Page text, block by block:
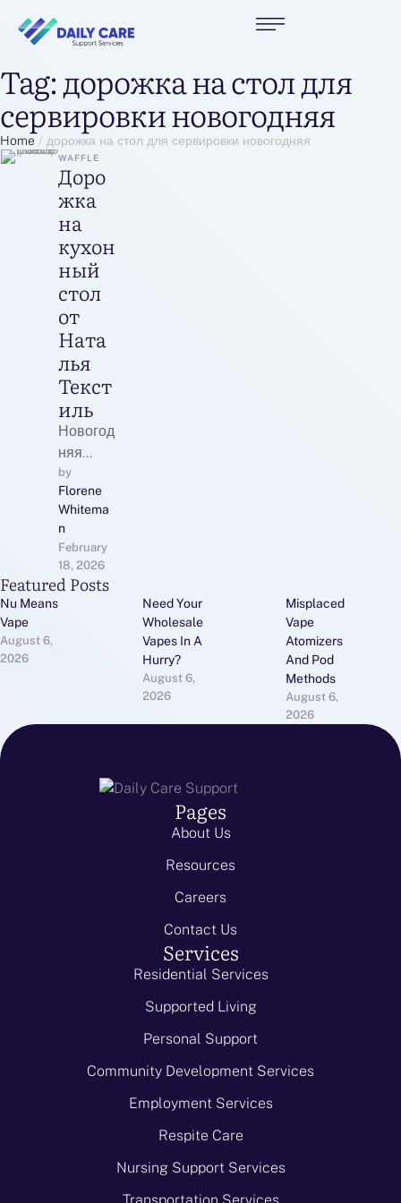
Tag:дорожка на стол для
сервировки новогодняя
Home / дорожка на стол для сервировки новогодняя
WAFFLE
Доро
жка
на
кухон
ный
стол
от
Ната
лья
Текст
иль
Новогод
няя
дорожка
на
столМаг
азин
"Наталь
я
Текстил
дорожек
на стол
by
Florene
Whitema
n
February
18, 2026
Featured Posts
Nu Means
Vape
August 6,
2026
Need Your
Wholesale
Vapes In A
Hurry?
August 6,
2026
Misplaced
Vape
Atomizers
And Pod
Methods
August 6,
2026
Pages
About Us
Resources
Careers
Contact Us
Services
Residential Services
Supported Living
Personal Support
Community Development Services
Employment Services
Respite Care
Nursing Support Services
Transportation Services